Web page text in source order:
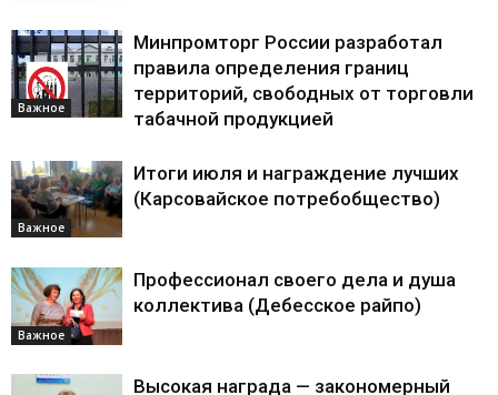
Важное
Минпромторг России разработал
правила определения границ
территорий, свободных от торговли
табачной продукцией
Важное
Итоги июля и награждение лучших
(Карсовайское потребобщество)
Важное
Профессионал своего дела и душа
коллектива (Дебесское райпо)
Высокая награда — закономерный